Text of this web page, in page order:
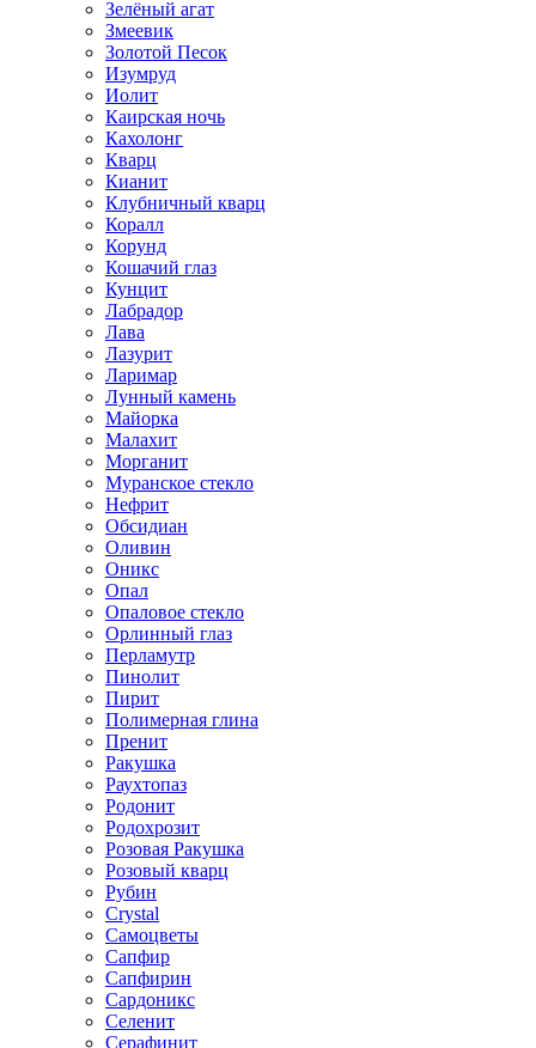
Зелёный агат
Змеевик
Золотой Песок
Изумруд
Иолит
Каирская ночь
Кахолонг
Кварц
Кианит
Клубничный кварц
Коралл
Корунд
Кошачий глаз
Кунцит
Лабрадор
Лава
Лазурит
Ларимар
Лунный камень
Майорка
Малахит
Морганит
Муранское стекло
Нефрит
Обсидиан
Оливин
Оникс
Опал
Опаловое стекло
Орлинный глаз
Перламутр
Пинолит
Пирит
Полимерная глина
Пренит
Ракушка
Раухтопаз
Родонит
Родохрозит
Розовая Ракушка
Розовый кварц
Рубин
Сrystal
Самоцветы
Сапфир
Сапфирин
Сардоникс
Селенит
Серафинит